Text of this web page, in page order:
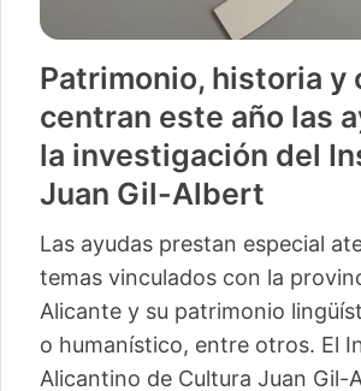
Patrimonio, historia y
centran este año las
la investigación del
Juan Gil-Albert
Las ayudas prestan especial
temas vinculados con la
Alicante y su patrimonio
o humanístico, entre otros. El
Alicantino de Cultura Juan Gil-